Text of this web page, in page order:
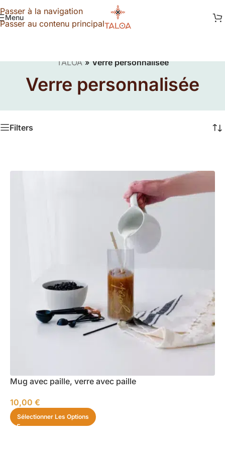
Passer à la navigation
Passer au contenu principal
Menu
TALOA»Verre personnalisée
Verre personnalisée
Filters
Mug avec paille, verre avec paille
10,00 €
Sélectionner Les Options